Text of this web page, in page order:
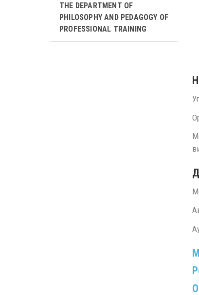
THE DEPARTMENT OF
PHILOSOPHY AND PEDAGOGY OF
PROFESSIONAL TRAINING